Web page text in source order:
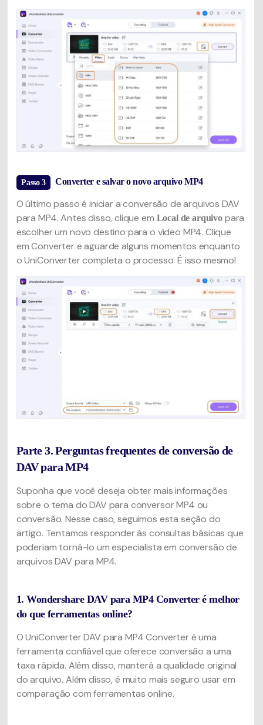
Passo 3 Converter e salvar o novo arquivo MP4
O último passo é iniciar a conversão de arquivos DAV
para MP4. Antes disso, clique em Local de arquivo para
escolher um novo destino para o vídeo MP4. Clique
em Converter e aguarde alguns momentos enquanto
o UniConverter completa o processo. É isso mesmo!
Parte 3. Perguntas frequentes de conversão de
DAV para MP4
Suponha que você deseja obter mais informações
sobre o tema do DAV para conversor MP4 ou
conversão. Nesse caso, seguimos esta seção do
artigo. Tentamos responder às consultas básicas que
poderiam torná-lo um especialista em conversão de
arquivos DAV para MP4.
1. Wondershare DAV para MP4 Converter é melhor
do que ferramentas online?
O UniConverter DAV para MP4 Converter é uma
ferramenta confiável que oferece conversão a uma
taxa rápida. Além disso, manterá a qualidade original
do arquivo. Além disso, é muito mais seguro usar em
comparação com ferramentas online.